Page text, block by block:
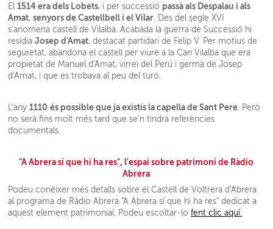
El1514 era dels Lobets, i per successió passà als Despalau i als
Amat,senyors de Castellbell i el Vilar . Des del segle XVI
s'anomena castell de Vilalba. Acabada la guerra de Successió hi
residiaJosep d'Amat, destacat partidari de Felip V. Per motius de
seguretat, abandona el castell per viure a la Can Vilalba que era
propietat de Manuel d'Amat, virrei del Perú i germà de Josep
d'Amat, i que es trobava al peu del turó.
L’any1110 és possible que ja existís la capella de Sant Pere . Però
no serà fins molt més tard que se’n tindrà referències
documentals.
"A Abrera sí que hi ha res", l'espai sobre patrimoni de Ràdio
Abrera
Podeu conèixer més detalls sobre el Castell de Voltrera d'Abrera
al programa de Ràdio Abrera "A Abrera sí que hi ha res" dedicat a
aquest element patrimonial. Podeu escoltar-lofent clic aquí.